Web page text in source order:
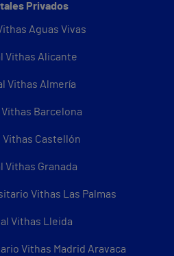
Privados
Aguas Vivas
Vithas Alicante
Vithas Almería
Barcelona
Vithas Castellón
Vithas Granada
Vithas Las Palmas
Vithas Lleida
Vithas Madrid Aravaca